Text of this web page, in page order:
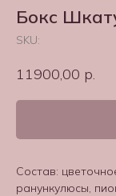
Бокс
SKU:
11900,00 р.
Состав:
ранункулюсы,